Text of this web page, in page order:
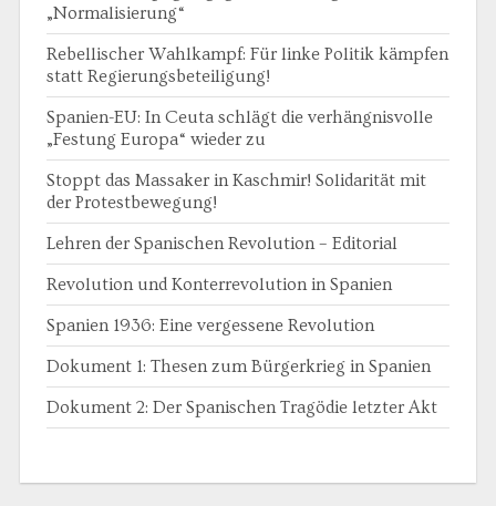
„Normalisierung“
Rebellischer Wahlkampf: Für linke Politik kämpfen
statt Regierungsbeteiligung!
Spanien-EU: In Ceuta schlägt die verhängnisvolle
„Festung Europa“ wieder zu
Stoppt das Massaker in Kaschmir! Solidarität mit
der Protestbewegung!
Lehren der Spanischen Revolution – Editorial
Revolution und Konterrevolution in Spanien
Spanien 1936: Eine vergessene Revolution
Dokument 1: Thesen zum Bürgerkrieg in Spanien
Dokument 2: Der Spanischen Tragödie letzter Akt